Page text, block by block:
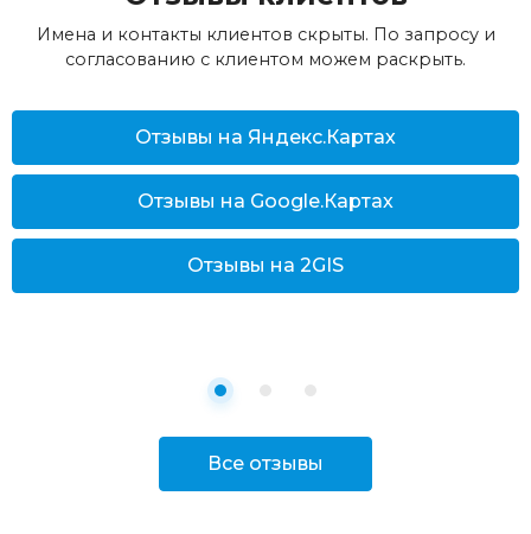
Имена и контакты клиентов скрыты. По запросу и
согласованию с клиентом можем раскрыть.
Отзывы на Яндекс.Картах
Отзывы на Google.Картах
Отзывы на 2GIS
Все отзывы